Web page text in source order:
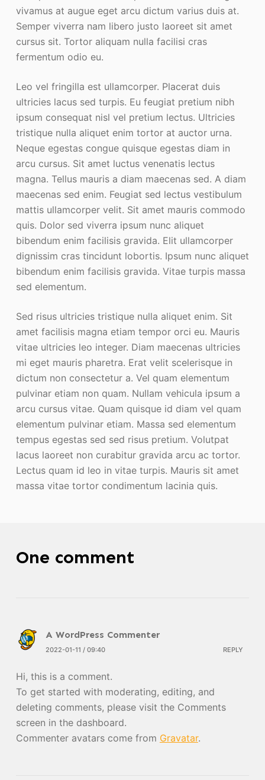
vivamus at augue eget arcu dictum varius duis at.
Semper viverra nam libero justo laoreet sit amet
cursus sit. Tortor aliquam nulla facilisi cras
fermentum odio eu.
Leo vel fringilla est ullamcorper. Placerat duis
ultricies lacus sed turpis. Eu feugiat pretium nibh
ipsum consequat nisl vel pretium lectus. Ultricies
tristique nulla aliquet enim tortor at auctor urna.
Neque egestas congue quisque egestas diam in
arcu cursus. Sit amet luctus venenatis lectus
magna. Tellus mauris a diam maecenas sed. A diam
maecenas sed enim. Feugiat sed lectus vestibulum
mattis ullamcorper velit. Sit amet mauris commodo
quis. Dolor sed viverra ipsum nunc aliquet
bibendum enim facilisis gravida. Elit ullamcorper
dignissim cras tincidunt lobortis. Ipsum nunc aliquet
bibendum enim facilisis gravida. Vitae turpis massa
sed elementum.
Sed risus ultricies tristique nulla aliquet enim. Sit
amet facilisis magna etiam tempor orci eu. Mauris
vitae ultricies leo integer. Diam maecenas ultricies
mi eget mauris pharetra. Erat velit scelerisque in
dictum non consectetur a. Vel quam elementum
pulvinar etiam non quam. Nullam vehicula ipsum a
arcu cursus vitae. Quam quisque id diam vel quam
elementum pulvinar etiam. Massa sed elementum
tempus egestas sed sed risus pretium. Volutpat
lacus laoreet non curabitur gravida arcu ac tortor.
Lectus quam id leo in vitae turpis. Mauris sit amet
massa vitae tortor condimentum lacinia quis.
One comment
A WordPress Commenter
2022-01-11 / 09:40 REPLY
Hi, this is a comment.
To get started with moderating, editing, and
deleting comments, please visit the Comments
screen in the dashboard.
Commenter avatars come from Gravatar.